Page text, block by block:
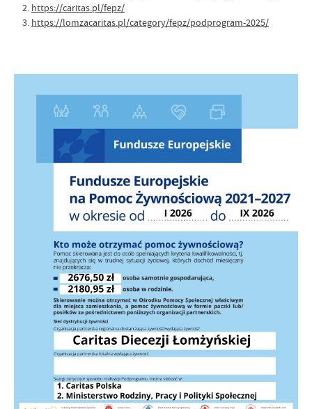
2. https://caritas.pl/fepz/
3. https://lomzacaritas.pl/category/fepz/podprogram-2025/